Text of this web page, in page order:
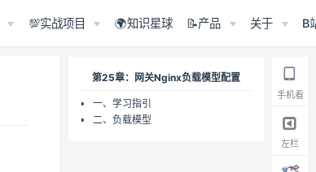
💯实战项目 🌍知识星球 📝产品 关于 B
第25章：网关Nginx负载模型配置
一、学习指引
二、负载模型
手机看
左栏